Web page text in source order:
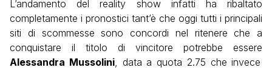
L’andamento del reality show infatti ha ribaltato
completamente i pronostici tant’è che oggi tutti i principali
siti di scommesse sono concordi nel ritenere che a
conquistare il titolo di vincitore potrebbe essere
Alessandra Mussolini, data a quota 2.75 che invece